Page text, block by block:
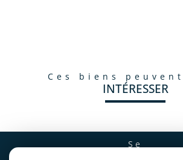
ces biens
INTÉRESSER
se